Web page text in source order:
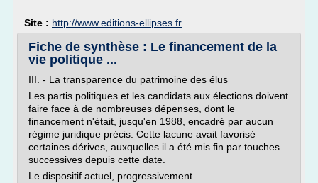
Site : http://www.editions-ellipses.fr
Fiche de synthèse : Le financement de la
vie politique ...
III. - La transparence du patrimoine des élus
Les partis politiques et les candidats aux élections doivent
faire face à de nombreuses dépenses, dont le
financement n'était, jusqu'en 1988, encadré par aucun
régime juridique précis. Cette lacune avait favorisé
certaines dérives, auxquelles il a été mis fin par touches
successives depuis cette date.
Le dispositif actuel, progressivement...